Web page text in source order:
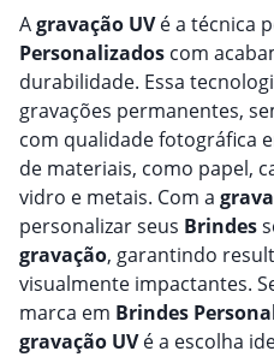
Agravação UVé a técnica
Personalizados com
durabilidade. Essa
gravações permanentes,
com qualidade fotográfica
de materiais, como papel,
vidro e metais. Com a
personalizar seus Brindes
gravação, garantindo
visualmente impactantes.
marca em Brindes
gravação UVé a escolha